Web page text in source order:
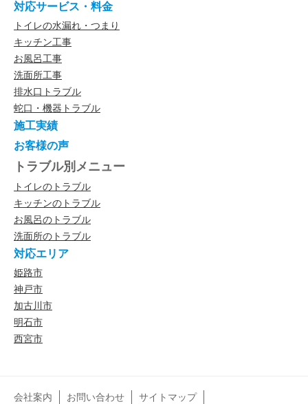
対応サービス・料金
トイレの水漏れ・つまり
キッチン工事
お風呂工事
洗面所工事
排水口トラブル
蛇口・機器トラブル
施工実績
お客様の声
トラブル別メニュー
トイレのトラブル
キッチンのトラブル
お風呂のトラブル
洗面所のトラブル
対応エリア
姫路市
神戸市
加古川市
明石市
西宮市
会社案内 お問い合わせ サイトマップ